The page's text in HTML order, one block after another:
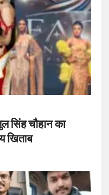
सिंह चौहान का
खिताब